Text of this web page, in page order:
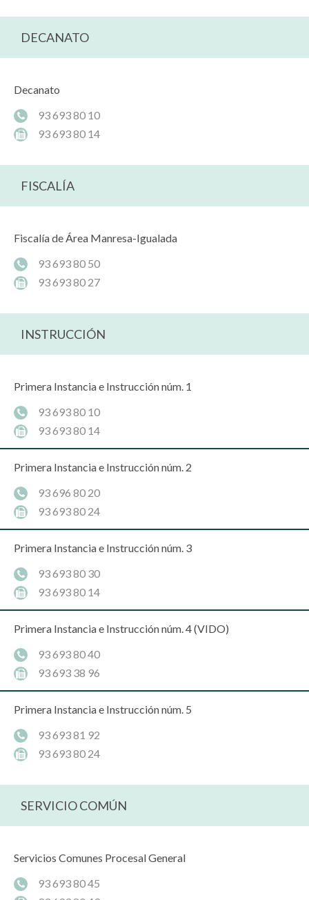
DECANATO
Decanato
93 693 80 10
93 693 80 14
FISCALÍA
Fiscalía de Área Manresa-Igualada
93 693 80 50
93 693 80 27
INSTRUCCIÓN
Primera Instancia e Instrucción núm. 1
93 693 80 10
93 693 80 14
Primera Instancia e Instrucción núm. 2
93 696 80 20
93 693 80 24
Primera Instancia e Instrucción núm. 3
93 693 80 30
93 693 80 14
Primera Instancia e Instrucción núm. 4 (VIDO)
93 693 80 40
93 693 38 96
Primera Instancia e Instrucción núm. 5
93 693 81 92
93 693 80 24
SERVICIO COMÚN
Servicios Comunes Procesal General
93 693 80 45